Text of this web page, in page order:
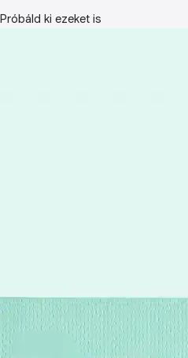
Próbáld ki ezeket is